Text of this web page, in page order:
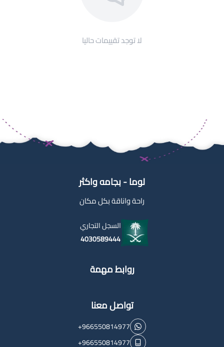
لا توجد تقييمات حاليا
لوما - بجامه واكثر
راحة واناقة بكل مكان
السجل التجاري
4030589444
روابط مهمة
تواصل معنا
+966550814977
+966550814977